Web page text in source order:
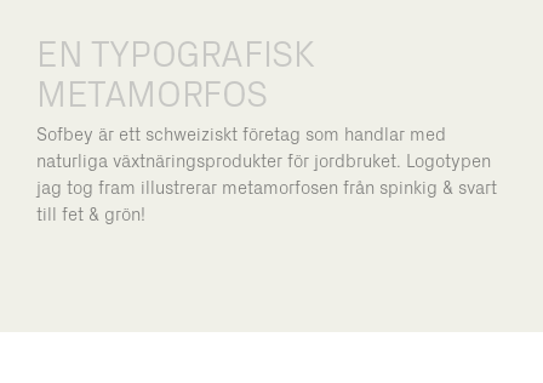
EN TYPOGRAFISK
METAMORFOS
Sofbey är ett schweiziskt företag som handlar med
naturliga växtnäringsprodukter för jordbruket. Logotypen
jag tog fram illustrerar metamorfosen från spinkig & svart
till fet & grön!